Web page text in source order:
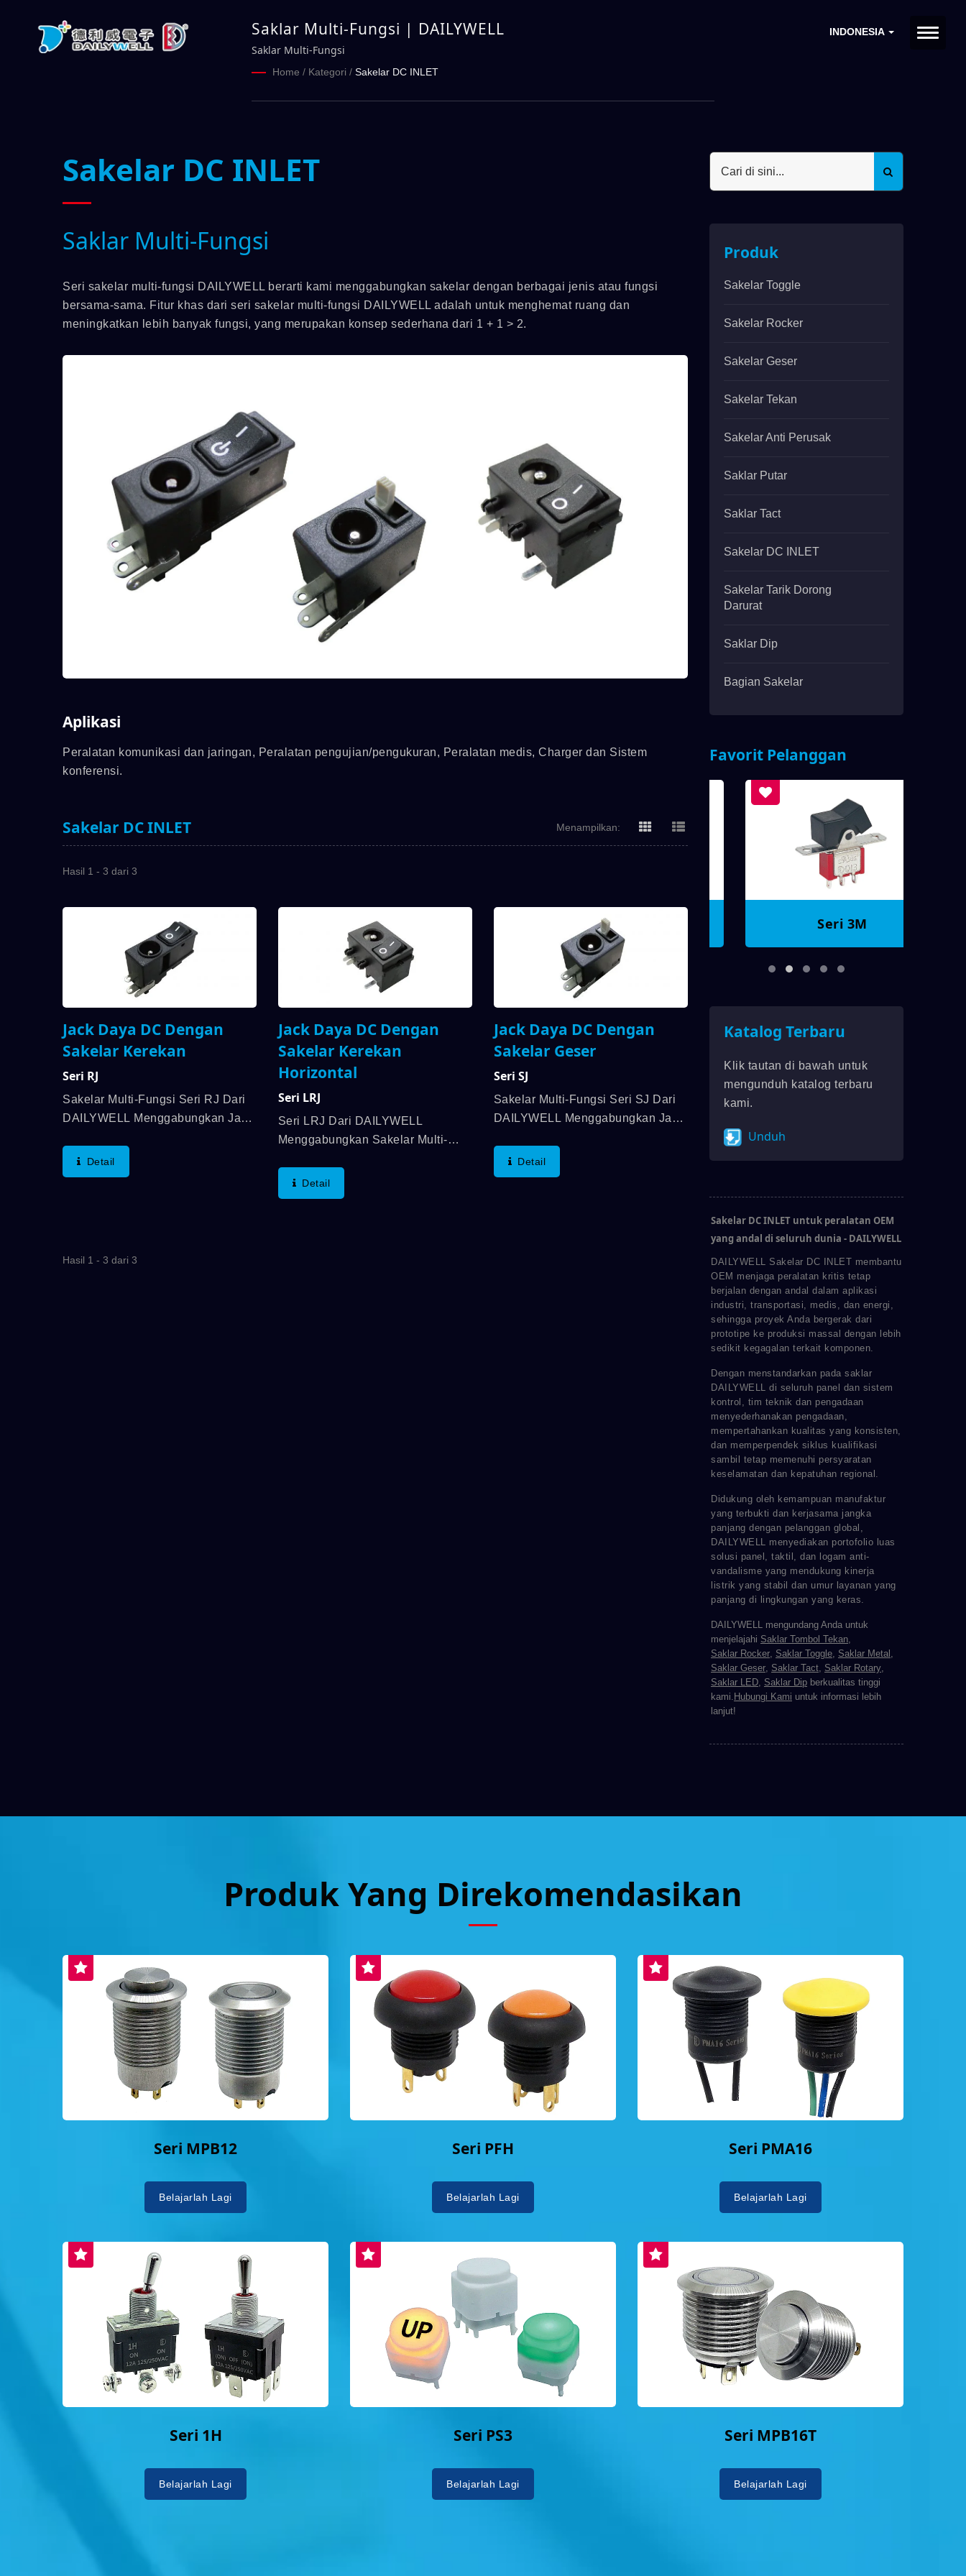
INDONESIA
Saklar Multi-Fungsi | DAILYWELL
Saklar Multi-Fungsi
Home / Kategori / Sakelar DC INLET
Sakelar DC INLET
Saklar Multi-Fungsi
Seri sakelar multi-fungsi DAILYWELL berarti kami menggabungkan sakelar dengan berbagai jenis atau fungsi
bersama-sama. Fitur khas dari seri sakelar multi-fungsi DAILYWELL adalah untuk menghemat ruang dan
meningkatkan lebih banyak fungsi, yang merupakan konsep sederhana dari 1 + 1 > 2.
Aplikasi
Peralatan komunikasi dan jaringan, Peralatan pengujian/pengukuran, Peralatan medis, Charger dan Sistem
konferensi.
Sakelar DC INLET Menampilkan:
Hasil 1 - 3 dari 3
Jack Daya DC Dengan
Sakelar Kerekan
Seri RJ
Sakelar Multi-Fungsi Seri RJ Dari
DAILYWELL Menggabungkan Jack
Dan Umur Listrik Hingga 6.000
Siklus. Selain Itu, Peringkat Listrik
Detail
Jack Daya DC Dengan
Sakelar Kerekan
Horizontal
Seri LRJ
Seri LRJ Dari DAILYWELL
Menggabungkan Sakelar Multi-
Secara Horizontal. Peringkat
Kontak Hingga 5A/15VDC. Dan
Detail
Jack Daya DC Dengan
Sakelar Geser
Seri SJ
Sakelar Multi-Fungsi Seri SJ Dari
DAILYWELL Menggabungkan Jack
Dan Umur Mekanik Hingga 30.000
Siklus. Selain Itu, Peringkat Listrik
Detail
Hasil 1 - 3 dari 3
Produk
Sakelar Toggle
Sakelar Rocker
Sakelar Geser
Sakelar Tekan
Sakelar Anti Perusak
Saklar Putar
Saklar Tact
Sakelar DC INLET
Sakelar Tarik Dorong
Darurat
Saklar Dip
Bagian Sakelar
Favorit Pelanggan
Seri 7M Seri MPB Seri 1M Seri 3M
Katalog Terbaru
Klik tautan di bawah untuk
mengunduh katalog terbaru
kami.
Unduh
Sakelar DC INLET untuk peralatan OEM
yang andal di seluruh dunia - DAILYWELL
DAILYWELL Sakelar DC INLET membantu
OEM menjaga peralatan kritis tetap
berjalan dengan andal dalam aplikasi
industri, transportasi, medis, dan energi,
sehingga proyek Anda bergerak dari
prototipe ke produksi massal dengan lebih
sedikit kegagalan terkait komponen.
Dengan menstandarkan pada saklar
DAILYWELL di seluruh panel dan sistem
kontrol, tim teknik dan pengadaan
menyederhanakan pengadaan,
mempertahankan kualitas yang konsisten,
dan memperpendek siklus kualifikasi
sambil tetap memenuhi persyaratan
keselamatan dan kepatuhan regional.
Didukung oleh kemampuan manufaktur
yang terbukti dan kerjasama jangka
panjang dengan pelanggan global,
DAILYWELL menyediakan portofolio luas
solusi panel, taktil, dan logam anti-
vandalisme yang mendukung kinerja
listrik yang stabil dan umur layanan yang
panjang di lingkungan yang keras.
DAILYWELL mengundang Anda untuk
menjelajahi Saklar Tombol Tekan,
Saklar Rocker, Saklar Toggle, Saklar Metal ,
Saklar Geser, Saklar Tact, Saklar Rotary,
Saklar LED, Saklar Dip berkualitas tinggi
kami. Hubungi Kami untuk informasi lebih
lanjut!
Produk Yang Direkomendasikan
Seri MPB12
Belajarlah Lagi
Seri PFH
Belajarlah Lagi
Seri PMA16
Belajarlah Lagi
Seri 1H
Belajarlah Lagi
Seri PS3
Belajarlah Lagi
Seri MPB16T
Belajarlah Lagi